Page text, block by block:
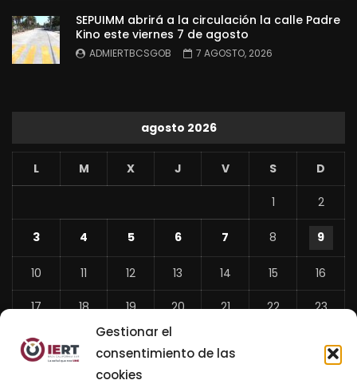
Gestionar el
consentimiento de las
cookies
SEPUIMM abrirá a la circulación la calle Padre
Kino este viernes 7 de agosto
ADMIERTBCSGOB 7 AGOSTO, 2026
agosto 2026
L M X J V S D
1 2
3 4 5 6 7 8 9
10 11 12 13 14 15 16
17 18 19 20 21 22 23
24 26 27